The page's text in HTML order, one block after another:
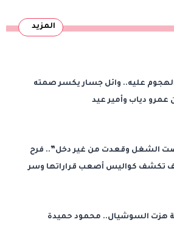
المزيد
عليه.. وائل جسار يكسر صمته
عمرو دياب وأمير عيد
الشغل وقعدت من غير دخل”.. فرح
تكشف كواليس أصعب قراراتها وسر
هزت السوشيال.. محمود حميدة